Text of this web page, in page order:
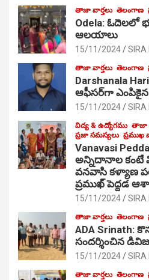
తాజా వార్తలు తెలంగాణ
Odela: ఓదెల‌లో
ఆల‌యాలు
15/11/2024 SIRA
తాజా వార్తలు తెలంగాణ
Darshanala
ఆఫీసర్‌గా
15/11/2024 SIRA
విద్య & ఉద్యోగము తాజా
ప్రజా సమస్యలు ప్రముఖ
Vanavasi
అన్నిదానాల కంటే
వనవాసి కళ్యాణ
ప్రముఖ్ పెద్దడ
15/11/2024 SIRA
తాజా వార్తలు తెలంగాణ
ADA Srinath:
సంద‌ర్శించిన
15/11/2024 SIRA
తాజా వార్తలు తెలంగాణ